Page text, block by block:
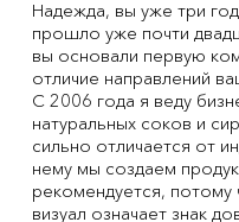
Надежда, вы уже три
прошло уже почти
вы основали первую
отличие направлений
С 2006 года я веду
натуральных соков и
сильно отличается от
нему мы создаем
рекомендуется, потому
визуал означает знак